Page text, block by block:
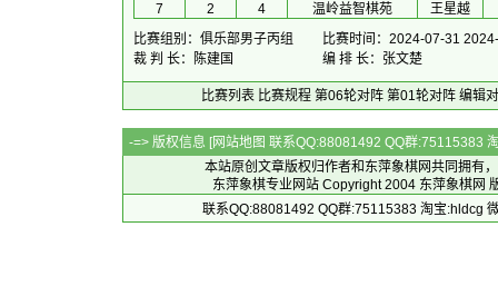
7
2 4 温岭益智棋苑
王星越
比赛组别：俱乐部男子丙组
比赛时间：2024-07-31
裁 判 长：陈建国
编 排 长：张文楚
比赛列表 比赛规程 第06轮对阵 第01轮对阵 编辑
-=> 版权信息 [网站地图 联系QQ:88081492 QQ群:75115383
本站原创文章版权归作者和 东萍象棋网共同拥有
东萍象棋专业网站 Copyright 2004 东萍象棋网
联系QQ:88081492 QQ群:75115383 淘宝:hldcg